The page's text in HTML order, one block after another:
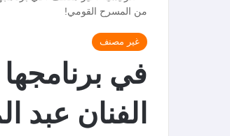
من المسرح القومي!
غير مصنف
في
الفنان عبد